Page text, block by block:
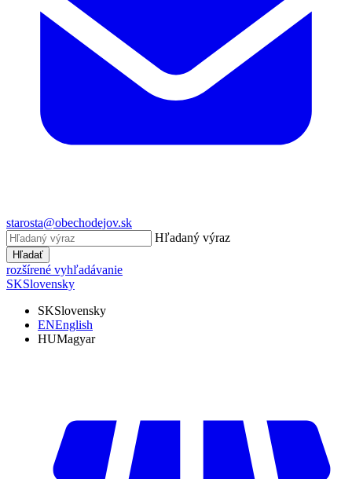
starosta@obechodejov.sk
Hľadaný výraz
Hľadať
rozšírené vyhľadávanie
SKSlovensky
SKSlovensky
ENEnglish
HUMagyar